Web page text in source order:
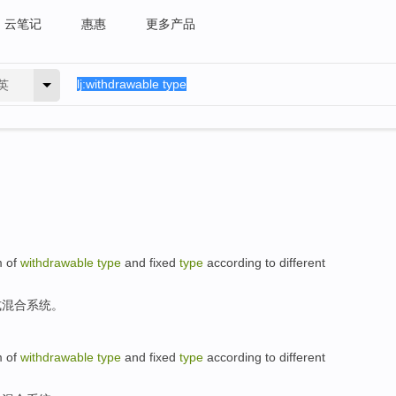
云笔记 惠惠 更多产品
of withdrawable type and fixed type according to different
混合系统。
of withdrawable type and fixed type according to different